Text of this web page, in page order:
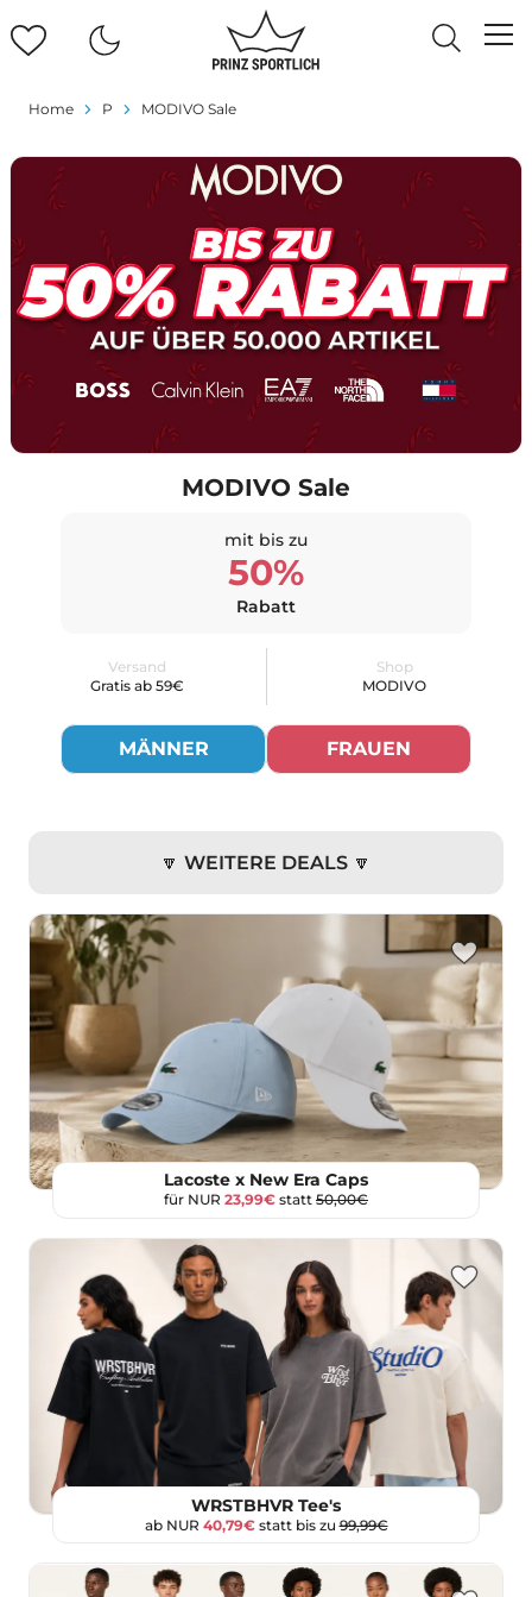
Home P MODIVO Sale
MODIVO Sale
mit bis zu
50%
Rabatt
Versand
Gratis ab 59€
Shop
MODIVO
MÄNNER FRAUEN
🔽 WEITERE DEALS 🔽
Lacoste x New Era Caps
für NUR 23,99€ statt 50,00€
WRSTBHVR Tee's
ab NUR 40,79€statt bis zu99,99€